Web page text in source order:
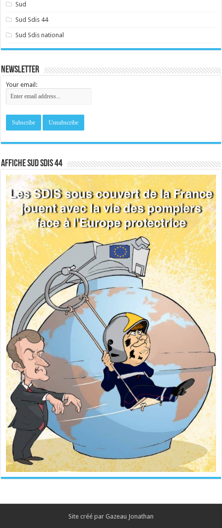
Sud
Sud Sdis 44
Sud Sdis national
Newsletter
Your email:
Affiche sud SDIS 44
Site créé par Gazeau Jonathan